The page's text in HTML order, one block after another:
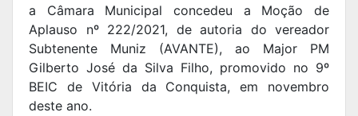
a Câmara Municipal concedeu a Moção de
Aplauso nº 222/2021, de autoria do vereador
Subtenente Muniz (AVANTE), ao Major PM
Gilberto José da Silva Filho, promovido no 9º
BEIC de Vitória da Conquista, em novembro
deste ano.